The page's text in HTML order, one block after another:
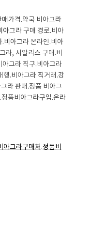
가격.약국 비아그라
그라 구매 경로.비아
비아그라 온라인.비아
라, 시알리스 구매.비
그라 직구.비아그라
.비아그라 직거래.강
라 판매.정품 비아그
품비아그라구입.온라
아그라구매처 .정품비